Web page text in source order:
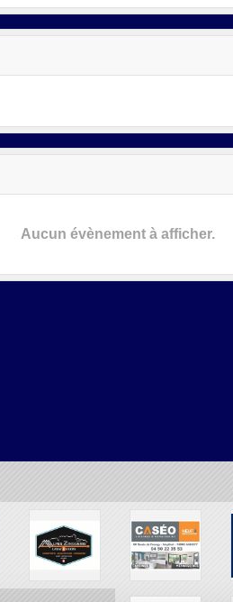
Aucun évènement à afficher.